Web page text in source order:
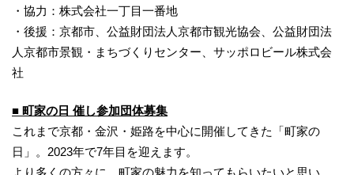
・協力：株式会社一丁目一番地
・​​後援：京都市、公益財団法人京都市観光協会、公益財団法
人京都市景観・まちづくりセンター、サッポロビール株式会
社
■ 町家の日 催し参加団体募集
これまで京都・金沢・姫路を中心に開催してきた「町家の
日」。2023年で7年目を迎えます。
より多くの方々に、町家の魅力を知ってもらいたいと思い、